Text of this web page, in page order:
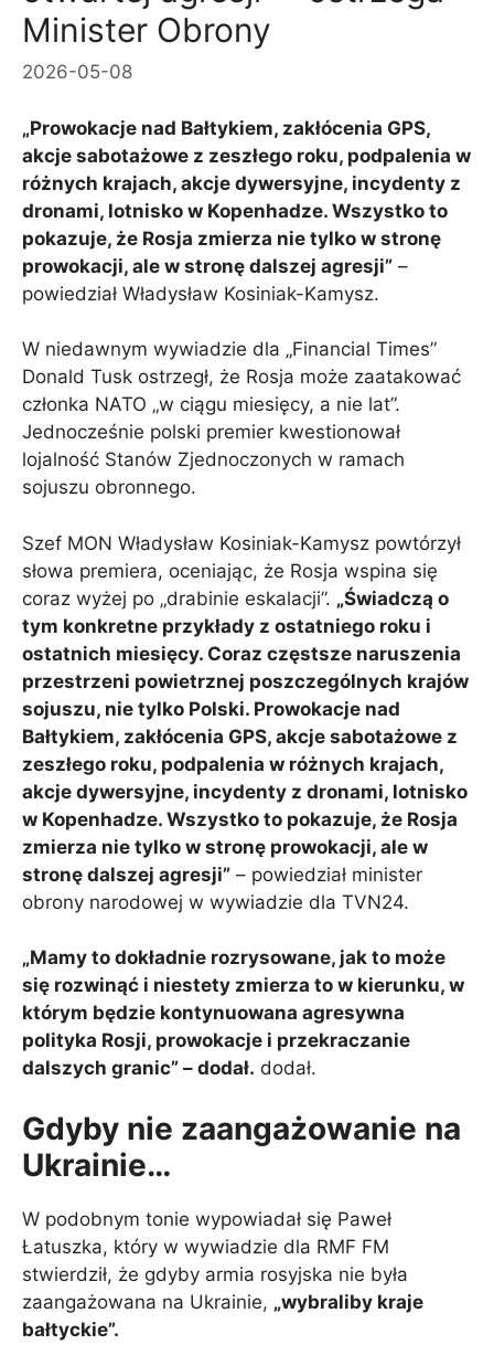
Minister Obrony
2026-05-08
„Prowokacje nad Bałtykiem, zakłócenia GPS,
akcje sabotażowe z zeszłego roku, podpalenia w
różnych krajach, akcje dywersyjne, incydenty z
dronami, lotnisko w Kopenhadze. Wszystko to
pokazuje, że Rosja zmierza nie tylko w stronę
prowokacji, ale w stronę dalszej agresji” –
powiedział Władysław Kosiniak-Kamysz.
W niedawnym wywiadzie dla „Financial Times”
Donald Tusk ostrzegł, że Rosja może zaatakować
członka NATO „w ciągu miesięcy, a nie lat”.
Jednocześnie polski premier kwestionował
lojalność Stanów Zjednoczonych w ramach
sojuszu obronnego.
Szef MON Władysław Kosiniak-Kamysz powtórzył
słowa premiera, oceniając, że Rosja wspina się
coraz wyżej po „drabinie eskalacji”. „Świadczą o
tym konkretne przykłady z ostatniego roku i
ostatnich miesięcy. Coraz częstsze naruszenia
przestrzeni powietrznej poszczególnych krajów
sojuszu, nie tylko Polski. Prowokacje nad
Bałtykiem, zakłócenia GPS, akcje sabotażowe z
zeszłego roku, podpalenia w różnych krajach,
akcje dywersyjne, incydenty z dronami, lotnisko
w Kopenhadze. Wszystko to pokazuje, że Rosja
zmierza nie tylko w stronę prowokacji, ale w
stronę dalszej agresji” – powiedział minister
obrony narodowej w wywiadzie dla TVN24.
„Mamy to dokładnie rozrysowane, jak to może
się rozwinąć i niestety zmierza to w kierunku, w
którym będzie kontynuowana agresywna
polityka Rosji, prowokacje i przekraczanie
dalszych granic” – dodał. dodał.
Gdyby nie zaangażowanie na
Ukrainie…
W podobnym tonie wypowiadał się Paweł
Łatuszka, który w wywiadzie dla RMF FM
stwierdził, że gdyby armia rosyjska nie była
zaangażowana na Ukrainie, „wybraliby kraje
bałtyckie”.